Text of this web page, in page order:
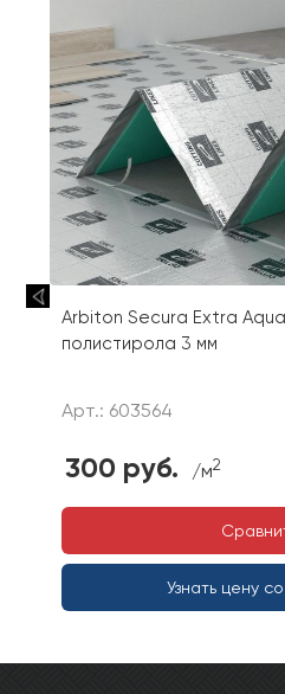
Arbiton Secura Extra
полистирола 3 мм
Арт.: 603564
300 руб. /м2
Узнать цену